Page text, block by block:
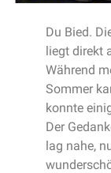
Du Bied.
liegt direkt
Während
Sommer
konnte
Der
lag nahe,